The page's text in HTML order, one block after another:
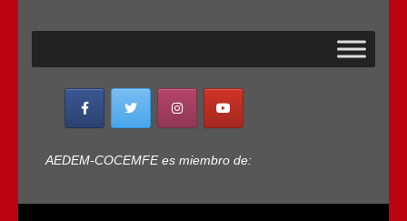
AEDEM-COCEMFE es miembro de: